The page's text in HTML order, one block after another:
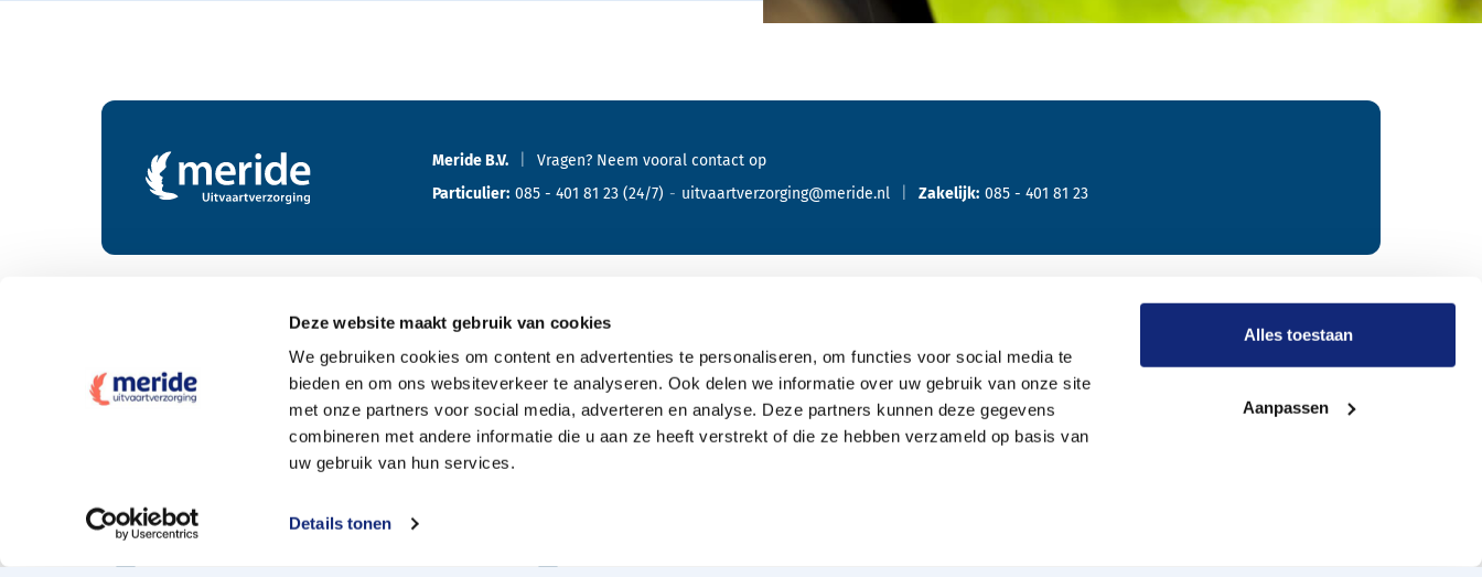
Deze website maakt gebruik van cookies
We gebruiken cookies om content en advertenties te personaliseren, om functies voor social media te
bieden en om ons websiteverkeer te analyseren. Ook delen we informatie over uw gebruik van onze site
met onze partners voor social media, adverteren en analyse. Deze partners kunnen deze gegevens
combineren met andere informatie die u aan ze heeft verstrekt of die ze hebben verzameld op basis van
uw gebruik van hun services.
Details tonen
Alles toestaan
Aanpassen
Contactgegevens en footer menu van Meride
Meride B.V. Vragen? Neem vooral contact op
Particulier: 085 - 401 81 23 (24/7) uitvaartverzorging@meride.nl Zakelijk: 085 - 401 81 23
Wat kost een crematie
Wat kost een begrafenis
Elke uitvaartpolis welkom
Offerte aanvragen
Oriënteren
Offerte aanvragen
Bespreking met de uitvaartverzorger
Onze werkwijze
Wie zijn wij?